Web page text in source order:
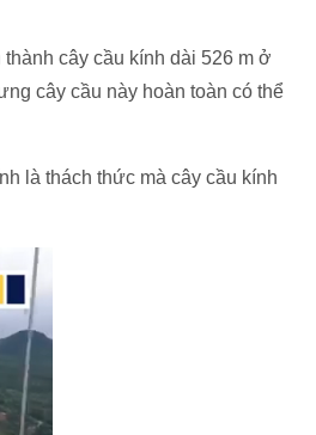
cây cầu kính dài 526 m ở
cây cầu này hoàn toàn có thể
là thách thức mà cây cầu kính